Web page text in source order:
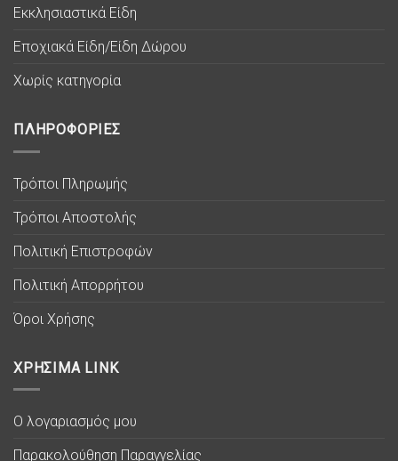
Εκκλησιαστικά Είδη
Εποχιακά Είδη/Είδη Δώρου
Χωρίς κατηγορία
ΠΛΗΡΟΦΟΡΙΕΣ
Τρόποι Πληρωμής
Τρόποι Αποστολής
Πολιτική Επιστροφών
Πολιτική Απορρήτου
Όροι Χρήσης
ΧΡΗΣΙΜΑ LINK
Ο λογαριασμός μου
Παρακολούθηση Παραγγελίας